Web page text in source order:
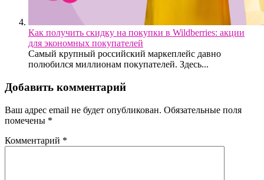
Как получить скидку на покупки в Wildberries: акции
для экономных покупателей
Самый крупный российский маркеплейс давно
полюбился миллионам покупателей. Здесь...
Добавить комментарий
Ваш адрес email не будет опубликован. Обязательные поля
помечены *
Комментарий *